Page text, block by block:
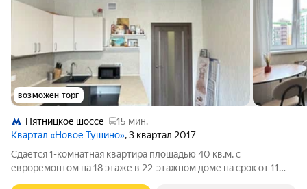
возможен торг
Пятницкое шоссе
15 мин.
Квартал «Новое Тушино», 3 квартал 2017
Сдаётся 1-комнатная квартира площадью 40 кв.м. с
евроремонтом на 18 этаже в 22-этажном доме на срок от 11